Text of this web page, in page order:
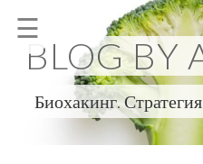
contentBLOG BY
Биохакинг.
☰